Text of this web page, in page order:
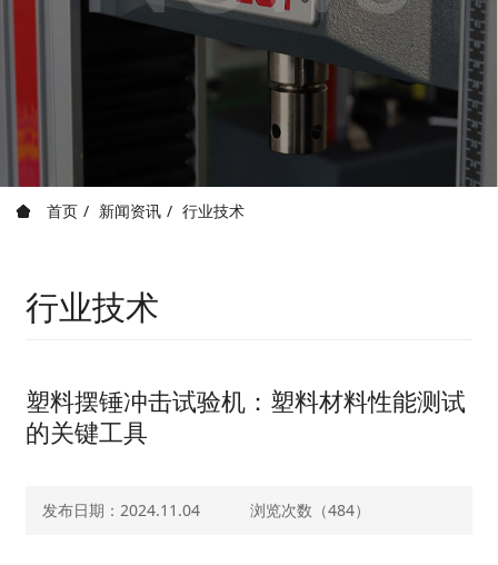
首页 新闻资讯 行业技术
行业技术
塑料摆锤冲击试验机：塑料材料性能测试
的关键工具
发布日期：2024.11.04 浏览次数（484）